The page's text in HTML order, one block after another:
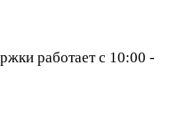
работает с 10:00 -